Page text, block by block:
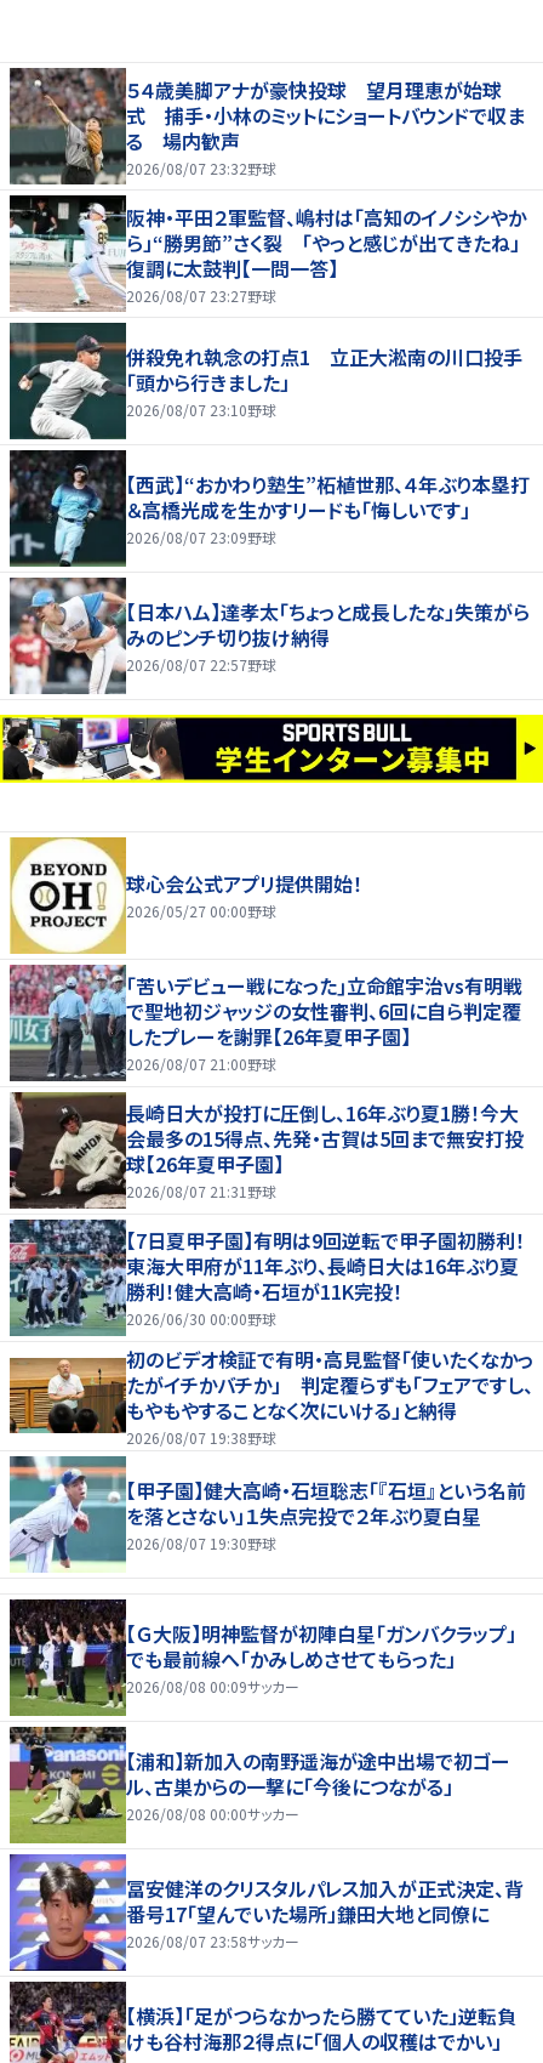
５４歳美脚アナが豪快投球 望月理恵が始球
式 捕手・小林のミットにショートバウンドで収ま
る 場内歓声
2026/08/07 23:32野球
阪神・平田２軍監督、嶋村は「高知のイノシシやか
ら」“勝男節”さく裂 「やっと感じが出てきたね」
復調に太鼓判【一問一答】
2026/08/07 23:27野球
併殺免れ執念の打点1 立正大淞南の川口投手
「頭から行きました」
2026/08/07 23:10野球
【西武】“おかわり塾生”柘植世那、４年ぶり本塁打
＆高橋光成を生かすリードも「悔しいです」
2026/08/07 23:09野球
【日本ハム】達孝太「ちょっと成長したな」失策がら
みのピンチ切り抜け納得
2026/08/07 22:57野球
球心会公式アプリ提供開始！
2026/05/27 00:00野球
｢苦いデビュー戦になった｣立命館宇治vs有明戦
で聖地初ジャッジの女性審判、6回に自ら判定覆
したプレーを謝罪【26年夏甲子園】
2026/08/07 21:00野球
長崎日大が投打に圧倒し、16年ぶり夏1勝！今大
会最多の15得点、先発・古賀は5回まで無安打投
球【26年夏甲子園】
2026/08/07 21:31 野球
【7日夏甲子園】有明は9回逆転で甲子園初勝利！
東海大甲府が11年ぶり、長崎日大は16年ぶり夏
勝利！健大高崎・石垣が11K完投！
2026/06/30 00:00野球
初のビデオ検証で有明・高見監督「使いたくなかっ
たがイチかバチか」 判定覆らずも「フェアですし、
もやもやすることなく次にいける」と納得
2026/08/07 19:38野球
【甲子園】健大高崎・石垣聡志「『石垣』という名前
を落とさない」１失点完投で２年ぶり夏白星
2026/08/07 19:30野球
【Ｇ大阪】明神監督が初陣白星「ガンバクラップ」
でも最前線へ「かみしめさせてもらった」
2026/08/08 00:09サッカー
【浦和】新加入の南野遥海が途中出場で初ゴー
ル、古巣からの一撃に「今後につながる」
2026/08/08 00:00サッカー
冨安健洋のクリスタルパレス加入が正式決定、背
番号17「望んでいた場所」鎌田大地と同僚に
2026/08/07 23:58サッカー
【横浜】「足がつらなかったら勝てていた」逆転負
けも谷村海那２得点に「個人の収穫はでかい」